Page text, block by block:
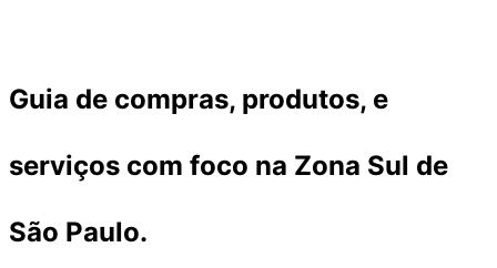
o
Guia de compras, produtos, e
serviços com foco na Zona Sul de
São Paulo.